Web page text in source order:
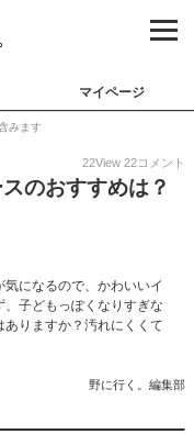
マイページ
みます
22View 22コメント
のおすすめは？
になるので、かわいいイ
子どもっぽくなりすぎな
りますか？汚れにくくて
野に行く。編集部